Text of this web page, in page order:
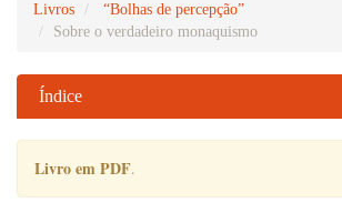
Livros
“Bolhas de percepção”
Sobre o verdadeiro monaquismo
Índice
Livro em PDF.